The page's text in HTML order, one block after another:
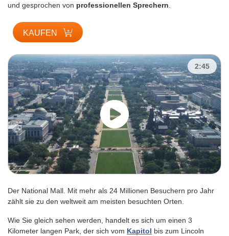
und gesprochen von professionellen Sprechern
KAUFEN
2:45
Der National Mall. Mit mehr als 24 Millionen Besuchern pro Jahr
zählt sie zu den weltweit am meisten besuchten Orten.
Wie Sie gleich sehen werden, handelt es sich um einen 3
Kilometer langen Park, der sich vom Kapitol bis zum Lincoln